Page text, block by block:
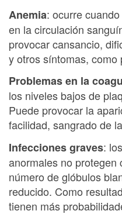
Anemia: ocurre
en la circulación
provocar cansancio,
y otros síntomas, como
Problemas en la
los niveles bajos de
Puede provocar la
facilidad, sangrado de
Infecciones graves:
anormales no protegen
número de glóbulos
reducido. Como
tienen más